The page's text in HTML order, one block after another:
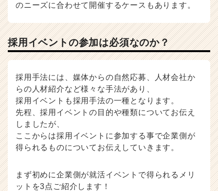
a
e
e
r）
のニーズに合わせて開催するケースもあります。
採用イベントの参加は必須なのか？
採用手法には、媒体からの自然応募、人材会社か
らの人材紹介など様々な手法があり、
採用イベントも採用手法の一種となります。
先程、採用イベントの目的や種類についてお伝え
しましたが、
ここからは採用イベントに参加する事で企業側が
得られるものについてお伝えしていきます。
まず初めに企業側が就活イベントで得られるメリ
ットを3点ご紹介します！